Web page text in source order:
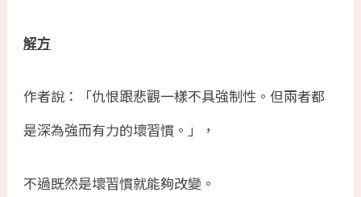
解方
作者說：「仇恨跟悲觀一樣不具強制性。但兩者都
是深為強而有力的壞習慣。」，
不過既然是壞習慣就能夠改變。